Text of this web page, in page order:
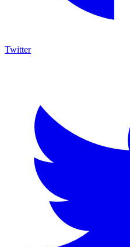
Twitter